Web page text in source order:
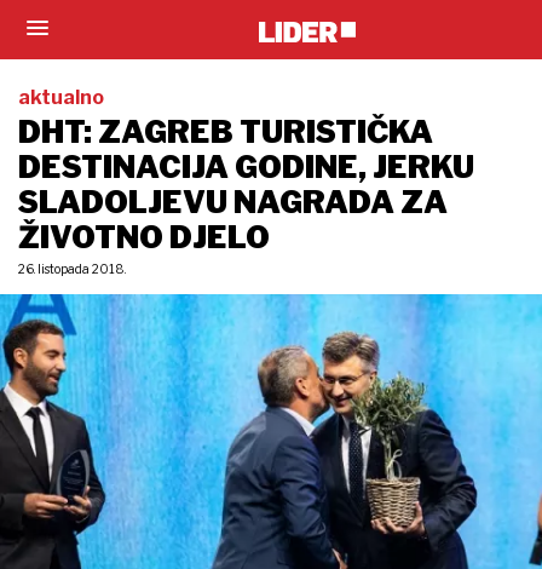
aktualno
DHT: ZAGREB TURISTIČKA
DESTINACIJA GODINE, JERKU
SLADOLJEVU NAGRADA ZA
ŽIVOTNO DJELO
26. listopada 2018.